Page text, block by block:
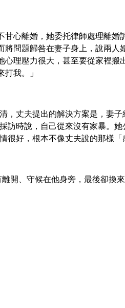
甘心離婚，她委托律師處理離
將問題歸咎在妻子身上，說兩
理壓力很大，甚至要從家裡搬
我。」
，丈夫提出的解決方案是，妻
訪時說，自己從來沒有家暴。
很好，根本不像丈夫說的那樣「
開、守候在他身旁，最後卻換